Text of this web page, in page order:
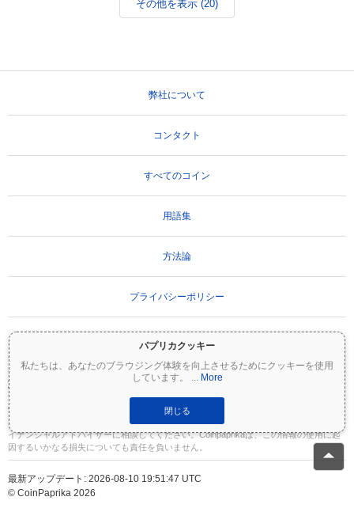
パプリカクッキー
私たちは、あなたのブラウジング体験を向上させるためにクッキーを使用
しています。
... More
閉じる
その他を表示 (20)
弊社について
コンタクト
すべてのコイン
用語集
方法論
プライバシーポリシー
重要な免責事項：
暗号資産は非常にボラティリティが高く、重大なリスクを伴いま
す。投資額の一部または全額を失う可能性があります。Coinpaprikaのすべての情報は
情報提供のみを目的としており、財務または投資のアドバイスを構成するものではあ
りません。投資判断を行う前に、必ずご自身で調査（DYOR）を行い、資格のあるファ
イナンシャルアドバイザーに相談してください。Coinpaprikaは、この情報の使用に起
因するいかなる損失についても責任を負いません。
最新アップデート: 2026-08-10 19:51:47 UTC
© CoinPaprika 2026